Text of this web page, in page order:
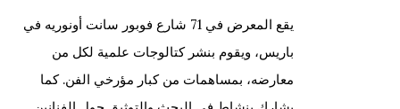
يقع المعرض في 71 شارع فوبور سانت أونوريه
في
باريس، ويقوم بنشركتالوجات علمية لكل من
معارضه، بمساهمات من كبار مؤرخي الفن. كما